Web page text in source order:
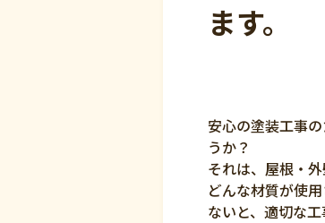
ます。
安心の塗装工事
うか？
それは、屋根・
どんな材質が使
ないと、適切な